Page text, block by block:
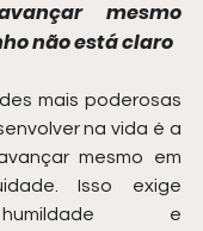
mesmo
não está claro
mais poderosas
na vida é a
mesmo em
Isso exige
e